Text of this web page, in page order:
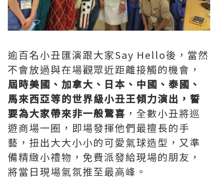
逾百名小丑匯演跟大家Say Hello後，當然
不會放過與在場觀眾近距離接觸的機會，
屆時美國、加拿大、日本、中國、泰國、
馬來西亞等的世界級小丑王傾力演出，誓
要為大家帶來非一般驚喜 ，全數小丑將巡
遊商場一圈，即場發揮他們最擅長的手
藝，扭出大大小小的可愛氣球造型，又準
備精緻小禮物，免費派發給現場的朋友，
將當日現場氣氛推至最高峰。